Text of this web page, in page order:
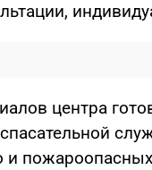
центра
и